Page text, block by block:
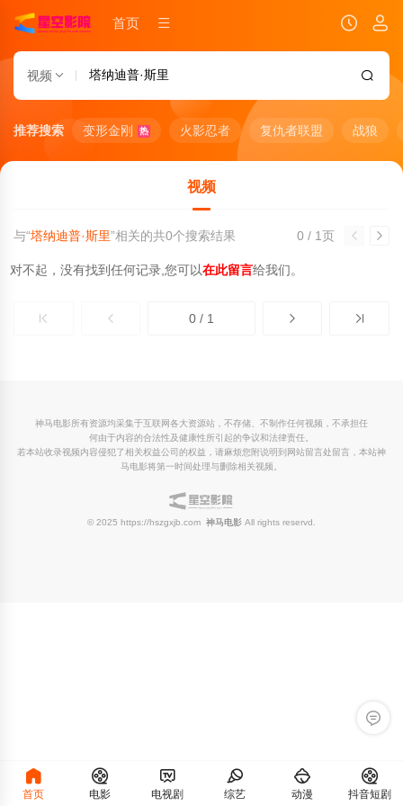
首页
视频
推荐搜索 变形金刚 热 火影忍者 复仇者联盟 战狼
视频
0 / 1页
与“塔纳迪普·斯里”相关的共0个搜索结果
对不起，没有找到任何记录,您可以在此留言给我们。
0 / 1
留言反
神马电影所有资源均采集于互联网各大资源站，不存储、不制作任何视频，不承担任
何由于内容的合法性及健康性所引起的争议和法律责任。
若本站收录视频内容侵犯了相关权益公司的权益，请麻烦您附说明到网站留言处留言，本站神
马电影将第一时间处理与删除相关视频。
© 2025 https://hszgxjb.com 神马电影 All rights reservd.
首页 电影 电视剧 综艺 动漫 抖音短剧